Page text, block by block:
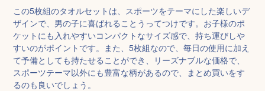
この5枚組のタオルセットは、スポーツをテーマにした楽しいデ
ザインで、男の子に喜ばれることうってつけです。お子様のポ
ケットにも入れやすいコンパクトなサイズ感で、持ち運びしや
すいのがポイントです。また、5枚組なので、毎日の使用に加え
て予備としても持たせることができ、リーズナブルな価格で、
スポーツテーマ以外にも豊富な柄があるので、まとめ買いをす
るのも良いでしょう。